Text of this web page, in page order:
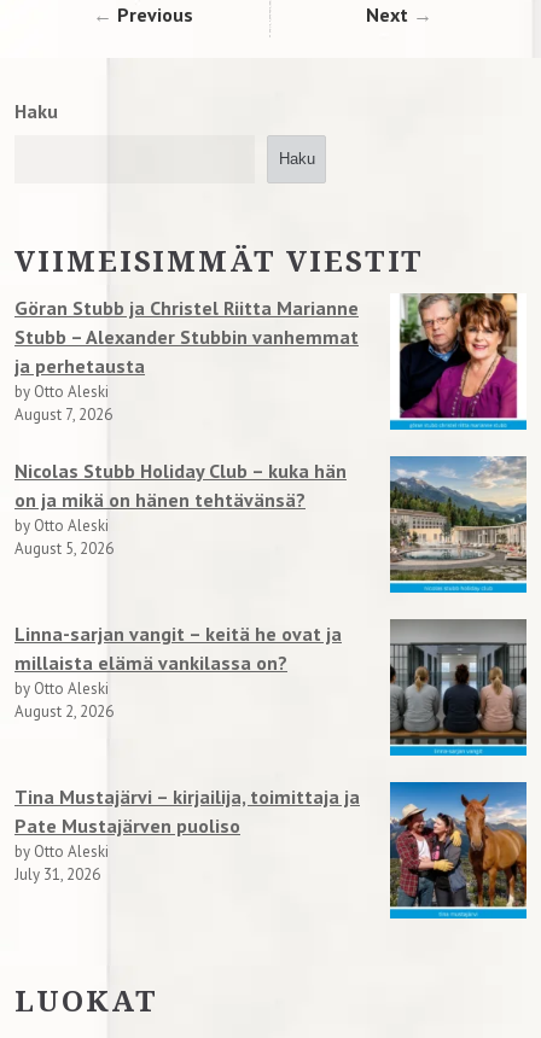
Previous Next
Haku
Haku
VIIMEISIMMÄT VIESTIT
Göran Stubb ja Christel Riitta Marianne
Stubb – Alexander Stubbin vanhemmat
ja perhetausta
by Otto Aleski
August 7, 2026
Nicolas Stubb Holiday Club – kuka hän
on ja mikä on hänen tehtävänsä?
by Otto Aleski
August 5, 2026
Linna-sarjan vangit – keitä he ovat ja
millaista elämä vankilassa on?
by Otto Aleski
August 2, 2026
Tina Mustajärvi – kirjailija, toimittaja ja
Pate Mustajärven puoliso
by Otto Aleski
July 31, 2026
LUOKAT